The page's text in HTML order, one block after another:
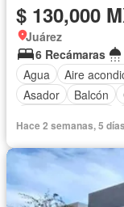
$ 130,000
Juárez
6 Recámaras
Agua
Aire
Asador
Balcón
Electricidad
Recámara con closet
Permite mascotas
Hace 2 semanas, 5